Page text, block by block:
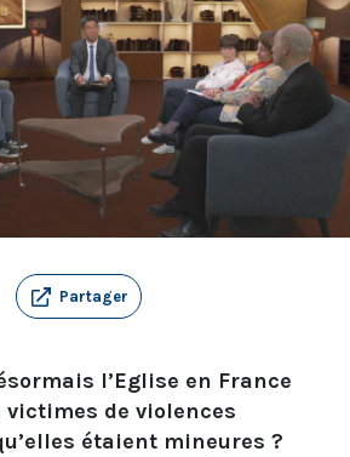
Partager
l’Eglise en France
victimes de violences
étaient mineures ?